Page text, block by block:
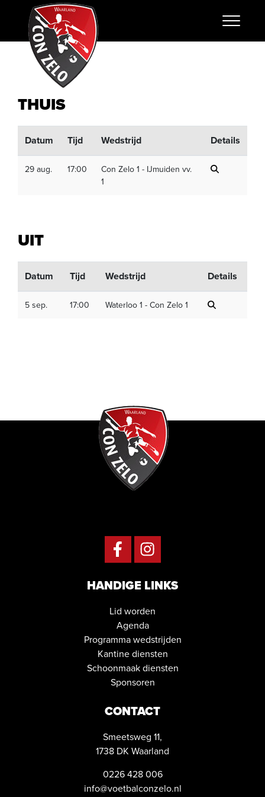
THUIS
Datum Tijd Wedstrijd Details
29 aug. 17:00
Con Zelo 1 - IJmuiden vv.
1
UIT
Datum Tijd Wedstrijd Details
5 sep. 17:00 Waterloo 1 - Con Zelo 1
HANDIGE LINKS
Lid worden
Agenda
Programma wedstrijden
Kantine diensten
Schoonmaak diensten
Sponsoren
CONTACT
Smeetsweg 11,
1738 DK Waarland
0226 428 006
info@voetbalconzelo.nl